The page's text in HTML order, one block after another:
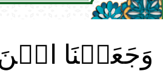
وَجَعَلۡنَا